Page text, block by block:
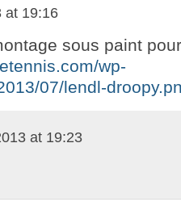
at 19:16
sous paint
wp-
07/lendl-
at 19:23